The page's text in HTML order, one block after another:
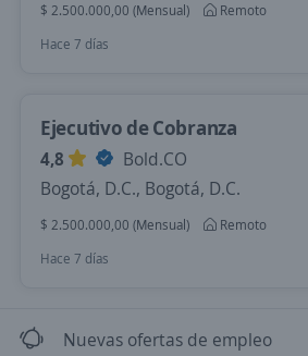
$ 2.500.000,00 (Mensual)
Remoto
Hace 7 días
Ejecutivo de Cobranza
4,8
Bold.CO
Bogotá, D.C., Bogotá, D.C.
$ 2.500.000,00 (Mensual)
Remoto
Hace 7 días
Nuevas ofertas de empleo